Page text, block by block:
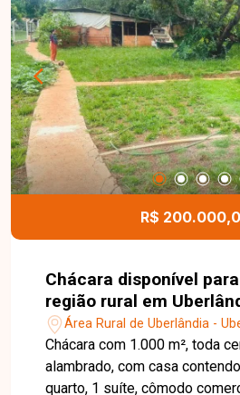
espaços de convivência e
Conta ainda com piscina,
casinha de caseiro, casinha
pomar formado com diversas
produzindo, como abacate,
jabuticaba. Uma excelente oportunidade para
quem deseja investir em
momentos inesquecíveis
Entre em contato e agende
conhecer de perto esse
R$
Chácara disponível
região rural em
Área Rural de Uberlândia -
Chácara com 1.000 m², toda
alambrado, com casa
quarto, 1 suíte, cômodo